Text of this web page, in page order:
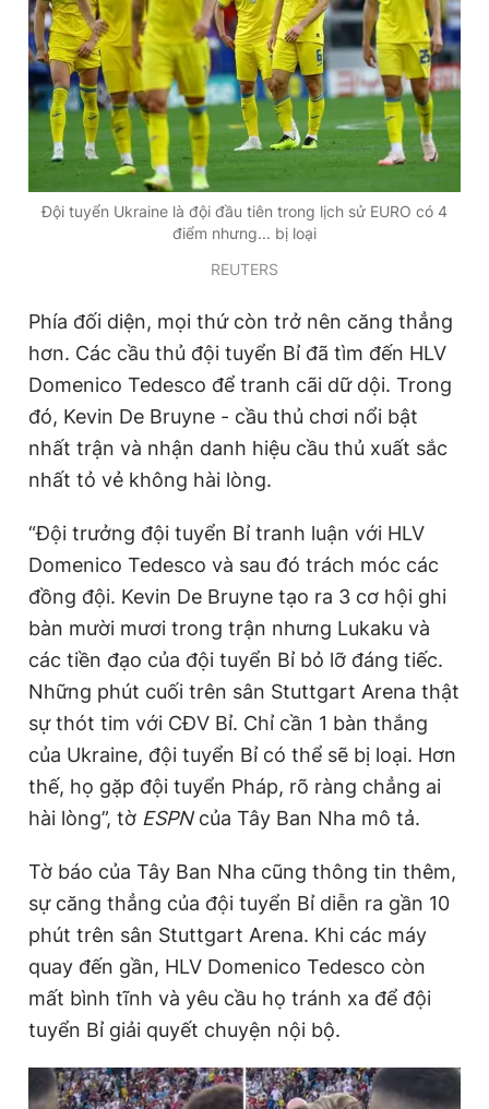
Đội tuyển Ukraine là đội đầu tiên trong lịch sử EURO có 4
điểm nhưng... bị loại
REUTERS
Phía đối diện, mọi thứ còn trở nên căng thẳng
hơn. Các cầu thủ đội tuyển Bỉ đã tìm đến HLV
Domenico Tedesco để tranh cãi dữ dội. Trong
đó, Kevin De Bruyne - cầu thủ chơi nổi bật
nhất trận và nhận danh hiệu cầu thủ xuất sắc
nhất tỏ vẻ không hài lòng.
“Đội trưởng đội tuyển Bỉ tranh luận với HLV
Domenico Tedesco và sau đó trách móc các
đồng đội. Kevin De Bruyne tạo ra 3 cơ hội ghi
bàn mười mươi trong trận nhưng Lukaku và
các tiền đạo của đội tuyển Bỉ bỏ lỡ đáng tiếc.
Những phút cuối trên sân Stuttgart Arena thật
sự thót tim với CĐV Bỉ. Chỉ cần 1 bàn thắng
của Ukraine, đội tuyển Bỉ có thể sẽ bị loại. Hơn
thế, họ gặp đội tuyển Pháp, rõ ràng chẳng ai
hài lòng”, tờ ESPNcủa Tây Ban Nha mô tả.
Tờ báo của Tây Ban Nha cũng thông tin thêm,
sự căng thẳng của đội tuyển Bỉ diễn ra gần 10
phút trên sân Stuttgart Arena. Khi các máy
quay đến gần, HLV Domenico Tedesco còn
mất bình tĩnh và yêu cầu họ tránh xa để đội
tuyển Bỉ giải quyết chuyện nội bộ.